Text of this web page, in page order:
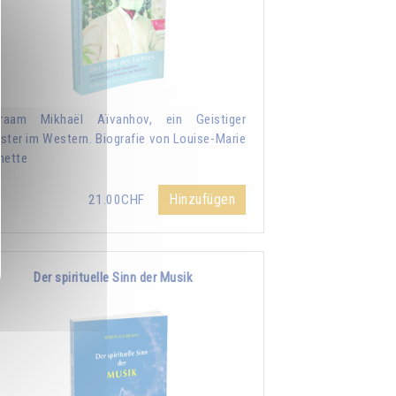
Mikhaël Aïvanhov, ein Geistiger
im Western. Biografie von Louise-Marie
21.00CHF Hinzufügen
Der spirituelle Sinn der Musik